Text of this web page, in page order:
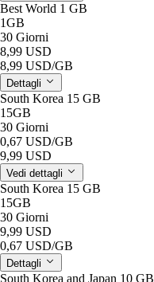
Best World 1 GB
1GB
30 Giorni
8,99 USD
8,99 USD/GB
Dettagli
South Korea 15 GB
15GB
30 Giorni
0,67 USD/GB
9,99 USD
Vedi dettagli
South Korea 15 GB
15GB
30 Giorni
9,99 USD
0,67 USD/GB
Dettagli
South Korea and Japan 10 GB